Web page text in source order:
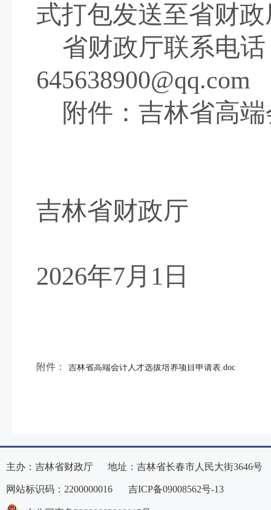
式打包发送至省财
省财政厅联系电
645638900@qq.com
附件：吉林省高
吉林省财政厅
2026年7月 1 日
附件： 吉林省高端会计人才选拔培养项目申请表.doc
主办：吉林省财政厅 地址：吉林省长春市人民大街3646号
网站标识码：2200000016 吉ICP备09008562号-13